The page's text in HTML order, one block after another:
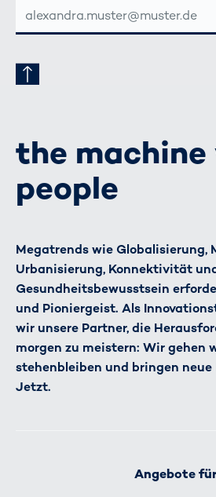
MAIL-
ADRESSE
the
people
Megatrends wie Globalisierung,
Urbanisierung, Konnektivität
Gesundheitsbewusstsein
und Pioniergeist. Als
wir unsere Partner, die
morgen zu meistern: Wir gehen
stehenbleiben und bringen neue
Jetzt.
Angebote